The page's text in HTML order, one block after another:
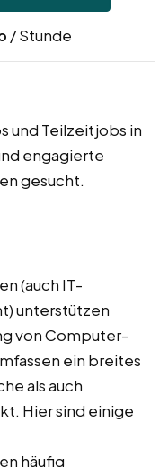
/ Stunde
und Teilzeitjobs in
engagierte
gesucht.
(auch IT-
unterstützen
von Computer-
ein breites
als auch
Hier sind einige
häufig